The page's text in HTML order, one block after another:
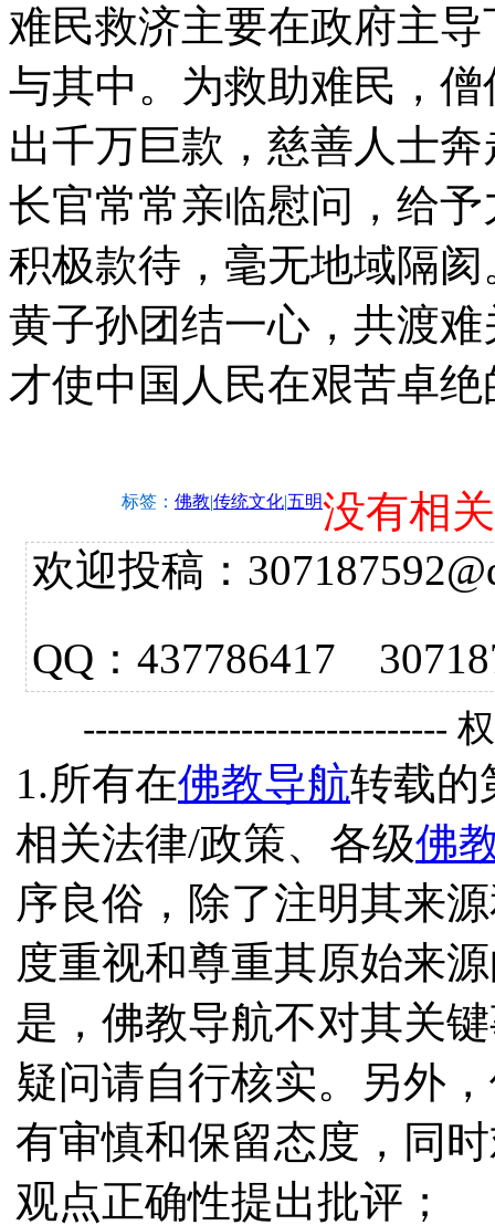
难民救济主要在政府主
与其中。为救助难民，
出千万巨款，慈善人士
长官常常亲临慰问，给
积极款待，毫无地域隔
黄子孙团结一心，共渡
才使中国人民在艰苦卓
标签： 佛教|传统文化|五明没有相
欢迎投稿：
QQ：437786417
------------------------------
1.所有在佛教导航转载的
相关法律/政策、各级佛
序良俗，除了注明其来
度重视和尊重其原始来
是，佛教导航不对其关
疑问请自行核实。另外
有审慎和保留态度，同
观点正确性提出批评；